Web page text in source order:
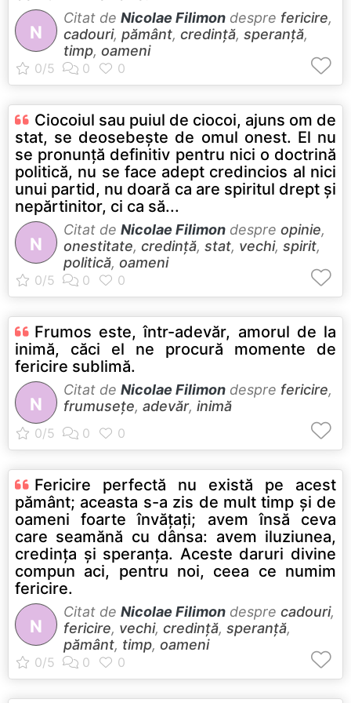
N
Citat de Nicolae Filimon despre fericire,
cadouri, pământ, credință, speranță,
timp, oameni
Ciocoiul sau puiul de ciocoi, ajuns om de
stat, se deosebește de omul onest. El nu
se pronunță definitiv pentru nici o doctrină
politică, nu se face adept credincios al nici
unui partid, nu doară ca are spiritul drept și
nepărtinitor, ci ca să...
N
Citat de Nicolae Filimon despre opinie,
onestitate, credință, stat, vechi, spirit,
politică, oameni
Frumos este, într-adevăr, amorul de la
inimă, căci el ne procură momente de
fericire sublimă.
N
Citat de Nicolae Filimon despre fericire,
frumusețe, adevăr, inimă
Fericire perfectă nu există pe acest
pământ; aceasta s-a zis de mult timp şi de
oameni foarte învăţaţi; avem însă ceva
care seamănă cu dânsa: avem iluziunea,
credinţa şi speranţa. Aceste daruri divine
compun aci, pentru noi, ceea ce numim
fericire.
N
Citat de Nicolae Filimon despre cadouri,
fericire, vechi, credință, speranță,
pământ, timp, oameni